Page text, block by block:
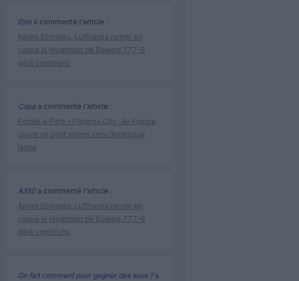
Djm a commenté l'article :
Après Emirates, Lufthansa remet en
cause la réception de Boeing 777-9
déjà construits
Copa a commenté l'article :
Pointe‑à‑Pitre – Panama City : Air France
ouvre un pont aérien vers l’Amérique
latine
A350 a commenté l'article :
Après Emirates, Lufthansa remet en
cause la réception de Boeing 777-9
déjà construits
On fait comment pour gagner des sous ?a